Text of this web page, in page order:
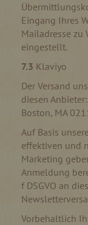
Eingang Ihres
Mailadresse zu
eingestellt.
7.3 Klaviyo
Der Versand
diesen
Boston, MA
Auf Basis
effektiven und
Marketing
Anmeldung
f DSGVO an
Vorbehaltlich